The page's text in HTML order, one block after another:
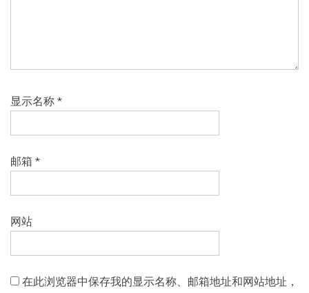
显示名称 *
邮箱 *
网站
在此浏览器中保存我的显示名称、邮箱地址和网站地址，